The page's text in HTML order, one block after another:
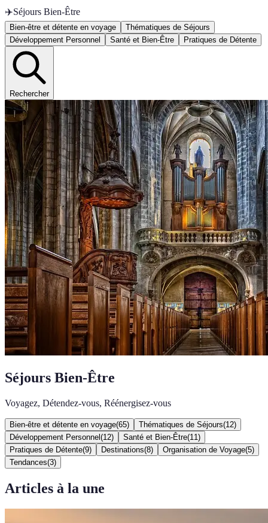
✈️Séjours Bien-Être
Bien-être et détente en voyage
Thématiques de Séjours
Développement Personnel
Santé et Bien-Être Pratiques de Détente
Rechercher
Séjours Bien-Être
Voyagez, Détendez-vous, Réénergisez-vous
Bien-être et détente en voyage(65) Thématiques de Séjours(12)
Développement Personnel (12) Santé et Bien-Être(11 )
Pratiques de Détente(9) Destinations(8) Organisation de Voyage(5)
Tendances(3)
Articles à la une